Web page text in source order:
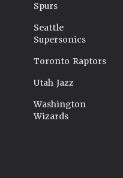
Spurs
Seattle
Supersonics
Toronto Raptors
Utah Jazz
Washington
Wizards